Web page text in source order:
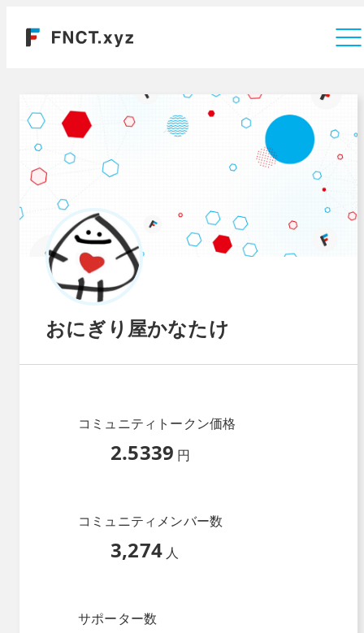
おにぎり屋かなたけ
コミュニティトークン価格
2.5339 円
コミュニティメンバー数
3,274 人
サポーター数